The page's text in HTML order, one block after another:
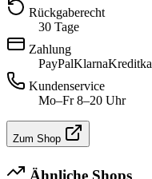
Rückgaberecht
30 Tage
Zahlung
PayPalKlarna
Kundenservice
Mo–Fr 8–20 Uhr
Zum Shop